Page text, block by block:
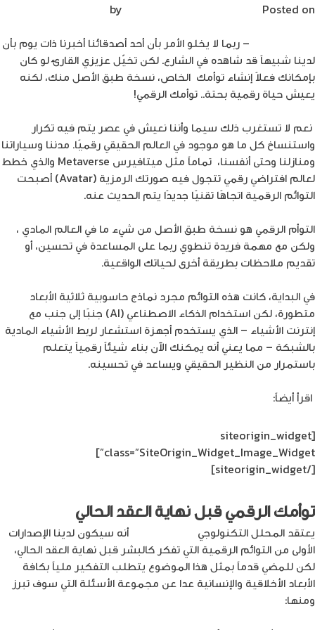
Posted on
– ربما لا يخلو الأمر بأن أحد أصدقائنا أخبرنا ذات يوم بأن
لدينا شبيهاً قد شاهده في الشارع. لكن تخيّل عزيزي القارئ لو كان
بإمكانك فعلاً إنشاء توأمك الخاص، نسخة طبق الأصل منك، لكنه
يعيش حياة رقمية بحتة.. توأمك الرقمي!
نعم لا تستغرب ذلك سيما وأننا نعيش في عصر يتم فيه تكرار
واستنساخ كل ما هو موجود في العالم الحقيقي رقميًا. مدننا وسياراتنا
ومنازلنا وحتى أنفسنا، تماماً مثل ميتافيرس
والذي خطط
لعالم افتراضي رقمي تتجول فيه صورتك الرمزية (Avatar)
أصبحت
التوائم الرقمية اتجاهًا تقنيًا جديدًا يتم الحديث عنه.
التوأم الرقمي هو نسخة طبق الأصل من شيء ما في العالم المادي ،
ولكن مع مهمة فريدة تنطوي ربما على المساعدة في تحسين، أو
تقديم ملاحظات بطريقة أخرى لحياتك الواقعية.
في البداية، كانت هذه التوائم مجرد نماذج حاسوبية ثلاثية الأبعاد
متطورة، لكن استخدام الذكاء الاصطناعي (AI)
جنبًا إلى جنب مع
إنترنت الأشياء – الذي يستخدم أجهزة استشعار لربط الأشياء المادية
بالشبكة – مما يعني أنه يمكنك الآن بناء شيئاً رقمياً يتعلم
باستمرار من النظير الحقيقي ويساعد في تحسينه.
اقرأ أيضاً:
[siteorigin_widget
class=”SiteOrigin_Widget_Image_Widget”]
[/siteorigin_widget]
توأمك الرقمي قبل نهاية العقد الحالي
يعتقد المحلل التكنولوجي
أنه سيكون لدينا الإصدارات
الأولى من التوائم الرقمية التي تفكر كالبشر قبل نهاية العقد الحالي،
لكن للمضي قدماً بمثل هذا الموضوع يتطلب التفكير ملياً بكافة
الأبعاد الأخلاقية والإنسانية عدا عن مجموعة الأسئلة التي سوف تبرز
ومنها: